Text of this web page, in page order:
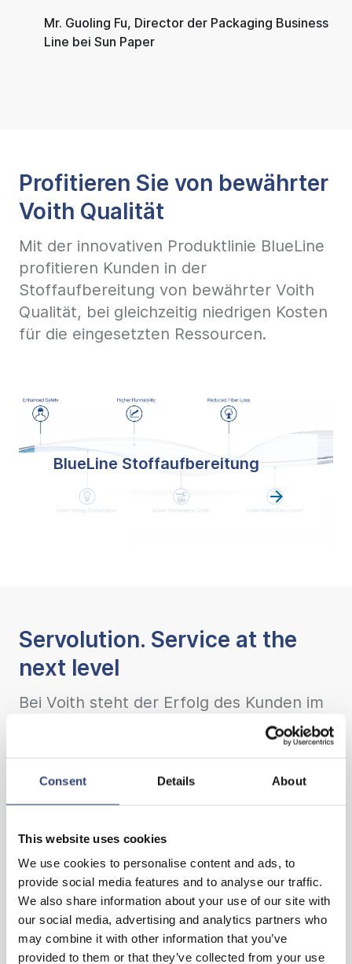
Consent Details About
This website uses cookies
We use cookies to personalise content and ads, to
provide social media features and to analyse our traffic.
We also share information about your use of our site with
our social media, advertising and analytics partners who
may combine it with other information that you’ve
provided to them or that they’ve collected from your use
Mr. Guoling Fu, Director der Packaging Business
Line bei Sun Paper
Profitieren Sie von bewährter
Voith Qualität
Mit der innovativen Produktlinie BlueLine
profitieren Kunden in der
Stoffaufbereitung von bewährter Voith
Qualität, bei gleichzeitig niedrigen Kosten
für die eingesetzten Ressourcen.
BlueLine Stoffaufbereitung
Servolution. Service at the
next level
Bei Voith steht der Erfolg des Kunden im
Mittelpunkt. Für uns bedeutet Service,
individuelle Servicelösungen anzubieten
einzusetzen, dass er seine Ziele erreicht.